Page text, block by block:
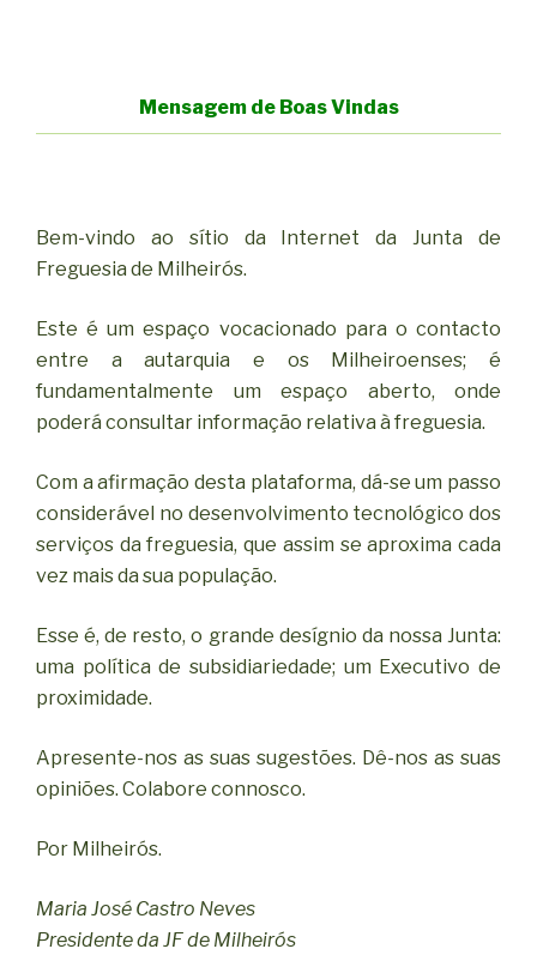
Mensagem de Boas Vindas
Bem-vindo ao sítio da Internet da Junta de
Freguesia de Milheirós.
Este é um espaço vocacionado para o contacto
entre a autarquia e os Milheiroenses; é
fundamentalmente um espaço aberto, onde
poderá consultar informação relativa à freguesia.
Com a afirmação desta plataforma, dá-se um passo
considerável no desenvolvimento tecnológico dos
serviços da freguesia, que assim se aproxima cada
vez mais da sua população.
Esse é, de resto, o grande desígnio da nossa Junta:
uma política de subsidiariedade; um Executivo de
proximidade.
Apresente-nos as suas sugestões. Dê-nos as suas
opiniões. Colabore connosco.
Por Milheirós.
Maria José Castro Neves
Presidente da JF de Milheirós